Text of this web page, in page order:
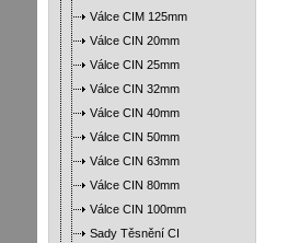
Válce CIM 125mm
Válce CIN 20mm
Válce CIN 25mm
Válce CIN 32mm
Válce CIN 40mm
Válce CIN 50mm
Válce CIN 63mm
Válce CIN 80mm
Válce CIN 100mm
Sady Těsnění CI